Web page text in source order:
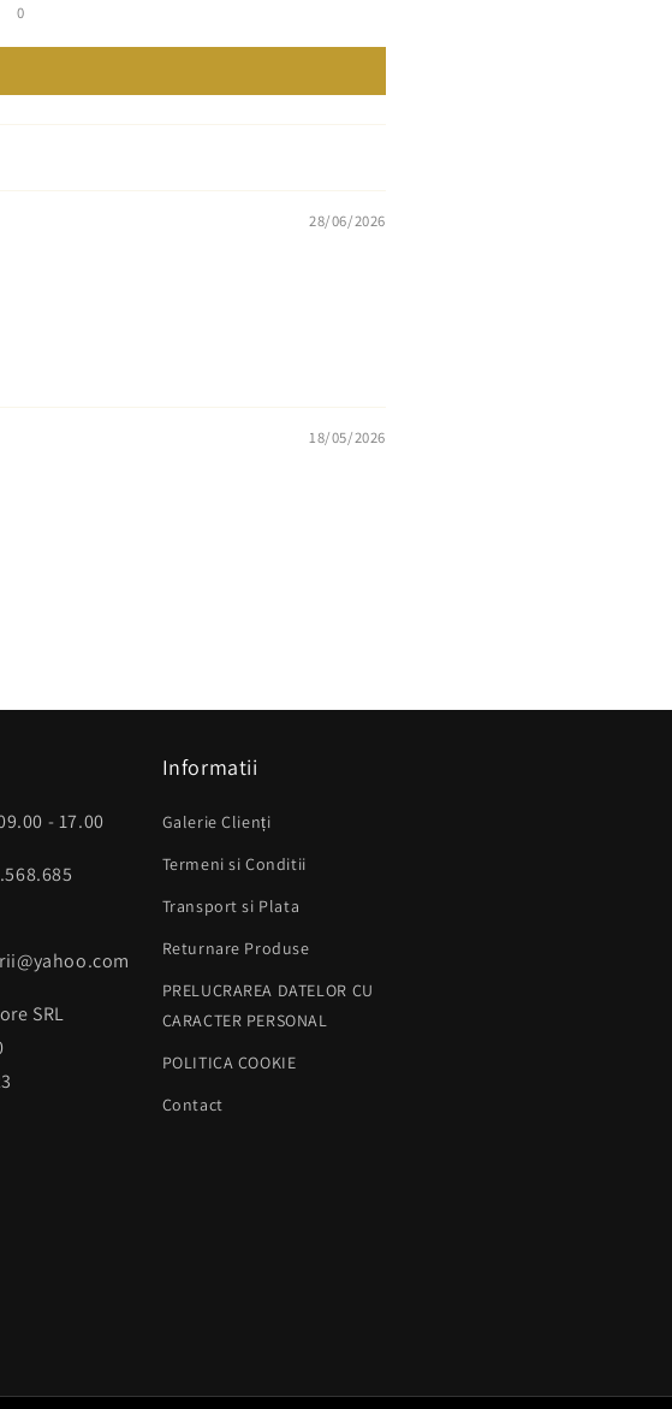
0
28/06/2026
18/05/2026
- 17.00
SRL
Informatii
Galerie Clienți
Termeni si Conditii
Transport si Plata
Returnare Produse
PRELUCRAREA DATELOR CU
CARACTER PERSONAL
POLITICA COOKIE
Contact